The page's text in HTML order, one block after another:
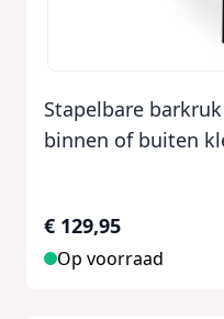
Stapelbare
binnen of buiten
€ 129,95
Op voorraad